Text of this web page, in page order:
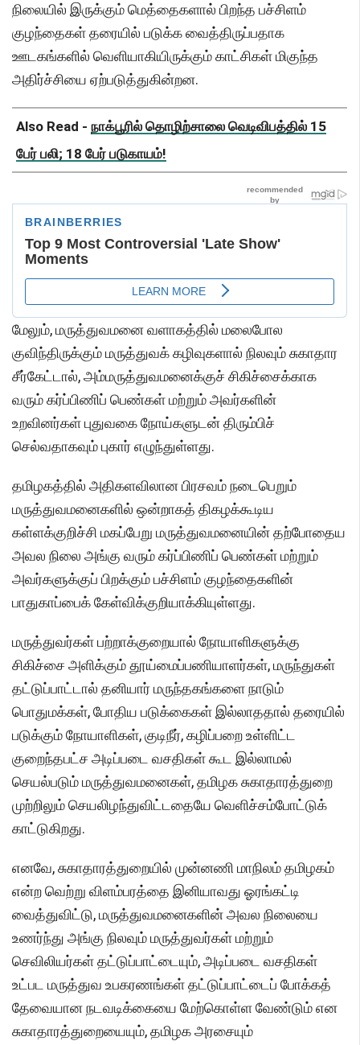
நிலையில் இருக்கும் மெத்தைகளால் பிறந்த பச்சிளம்
குழந்தைகள் தரையில் படுக்க வைத்திருப்பதாக
ஊடகங்களில் வெளியாகியிருக்கும் காட்சிகள் மிகுந்த
அதிர்ச்சியை ஏற்படுத்துகின்றன.
Also Read - நாக்பூரில் தொழிற்சாலை வெடிவிபத்தில் 15
பேர் பலி; 18 பேர் படுகாயம்!
மேலும், மருத்துவமனை வளாகத்தில் மலைபோல
குவிந்திருக்கும் மருத்துவக் கழிவுகளால் நிலவும் சுகாதார
சீர்கேட்டால், அம்மருத்துவமனைக்குச் சிகிச்சைக்காக
வரும் கர்ப்பிணிப் பெண்கள் மற்றும் அவர்களின்
உறவினர்கள் புதுவகை நோய்களுடன் திரும்பிச்
செல்வதாகவும் புகார் எழுந்துள்ளது.
தமிழகத்தில் அதிகளவிலான பிரசவம் நடைபெறும்
மருத்துவமனைகளில் ஒன்றாகத் திகழக்கூடிய
கள்ளக்குறிச்சி மகப்பேறு மருத்துவமனையின் தற்போதைய
அவல நிலை அங்கு வரும் கர்ப்பிணிப் பெண்கள் மற்றும்
அவர்களுக்குப் பிறக்கும் பச்சிளம் குழந்தைகளின்
பாதுகாப்பைக் கேள்விக்குறியாக்கியுள்ளது.
மருத்துவர்கள் பற்றாக்குறையால் நோயாளிகளுக்கு
சிகிச்சை அளிக்கும் தூய்மைப்பணியாளர்கள், மருந்துகள்
தட்டுப்பாட்டால் தனியார் மருந்தகங்களை நாடும்
பொதுமக்கள், போதிய படுக்கைகள் இல்லாததால் தரையில்
படுக்கும் நோயாளிகள், குடிநீர், கழிப்பறை உள்ளிட்ட
குறைந்தபட்ச அடிப்படை வசதிகள் கூட இல்லாமல்
செயல்படும் மருத்துவமனைகள், தமிழக சுகாதாரத்துறை
முற்றிலும் செயலிழந்துவிட்டதையே வெளிச்சம்போட்டுக்
காட்டுகிறது.
எனவே, சுகாதாரத்துறையில் முன்னணி மாநிலம் தமிழகம்
என்ற வெற்று விளம்பரத்தை இனியாவது ஓரங்கட்டி
வைத்துவிட்டு, மருத்துவமனைகளின் அவல நிலையை
உணர்ந்து அங்கு நிலவும் மருத்துவர்கள் மற்றும்
செவிலியர்கள் தட்டுப்பாட்டையும், அடிப்படை வசதிகள்
உட்பட மருத்துவ உபகரணங்கள் தட்டுப்பாட்டைப் போக்கத்
தேவையான நடவடிக்கையை மேற்கொள்ள வேண்டும் என
சுகாதாரத்துறையையும், தமிழக அரசையும்